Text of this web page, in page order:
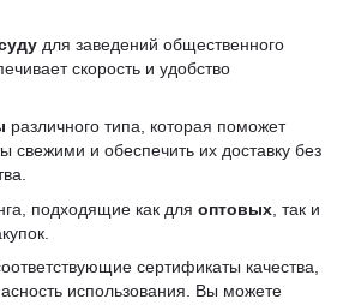
для заведений общественного
скорость и удобство
различного типа, которая поможет
свежими и обеспечить их доставку без
подходящие как для оптовых , так и
сертификаты качества,
использования. Вы можете